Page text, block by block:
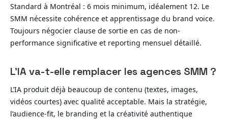
Standard à Montréal : 6 mois minimum, idéalement 12. Le
SMM nécessite cohérence et apprentissage du brand voice.
Toujours négocier clause de sortie en cas de non-
performance significative et reporting mensuel détaillé.
L’IA va-t-elle remplacer les agences SMM ?
L’IA produit déjà beaucoup de contenu (textes, images,
vidéos courtes) avec qualité acceptable. Mais la stratégie,
l’audience-fit, le branding et la créativité authentique